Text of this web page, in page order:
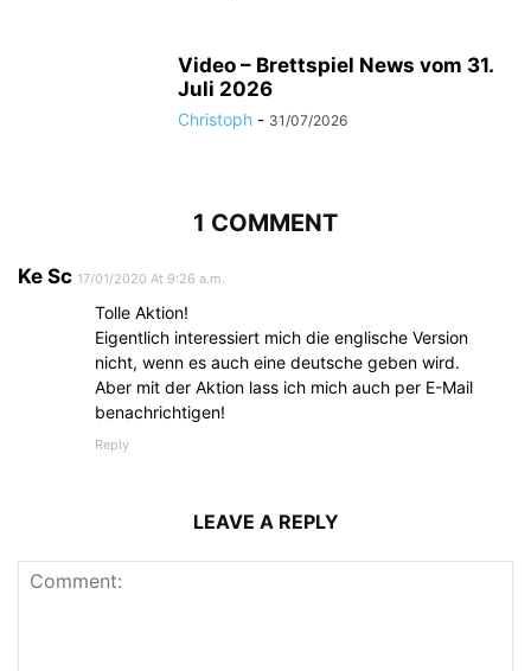
Video – Brettspiel News vom 31.
Juli 2026
Christoph - 31/07/2026
1 COMMENT
Ke Sc 17/01/2020 At 9:26 a.m.
Tolle Aktion!
Eigentlich interessiert mich die englische Version
nicht, wenn es auch eine deutsche geben wird.
Aber mit der Aktion lass ich mich auch per E-Mail
benachrichtigen!
Reply
LEAVE A REPLY